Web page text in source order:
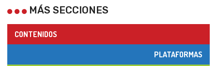
MÁS SECCIONES
CONTENIDOS
PLATAFORMAS